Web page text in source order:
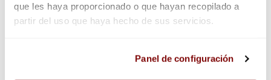
que les haya proporcionado o que hayan recopilado a
partir del uso que haya hecho de sus servicios.
consultadas en el panel de configuración, donde podrá
Panel de configuración
Café Molido Descafeinado
Café 1885 Natural 10 cápsulas
5,62 €